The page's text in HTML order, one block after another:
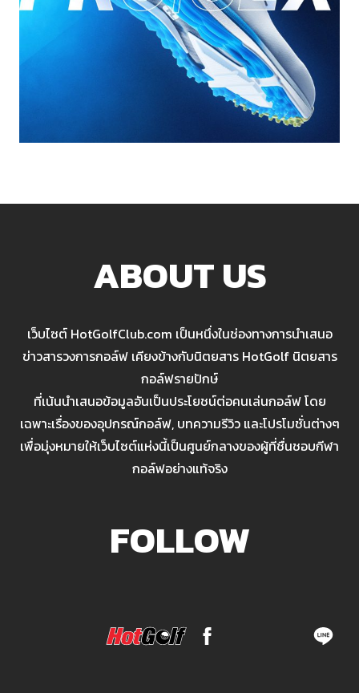
ABOUT US
เว็บไซต์ HotGolfClub.com เป็นหนึ่งในช่องทางการนำเสนอ
ข่าวสารวงการกอล์ฟ เคียงข้างกับนิตยสาร HotGolf นิตยสาร
กอล์ฟรายปักษ์
ที่เน้นนำเสนอข้อมูลอันเป็นประโยชน์ต่อคนเล่นกอล์ฟ โดย
เฉพาะเรื่องของอุปกรณ์กอล์ฟ, บทความรีวิว และโปรโมชั่นต่างๆ
เพื่อมุ่งหมายให้เว็บไซต์แห่งนี้เป็นศูนย์กลางของผู้ที่ชื่นชอบกีฬา
กอล์ฟอย่างแท้จริง
FOLLOW